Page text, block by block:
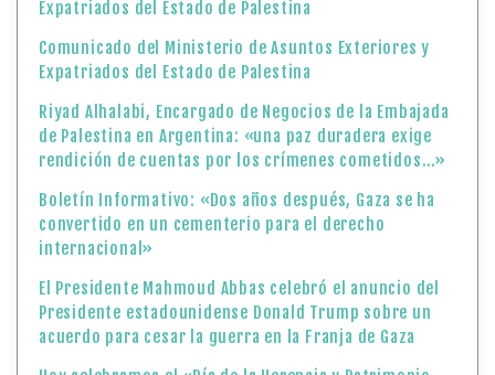
Expatriados del Estado de Palestina
Comunicado del Ministerio de Asuntos Exteriores y
Expatriados del Estado de Palestina
Riyad Alhalabi, Encargado de Negocios de la Embajada
de Palestina en Argentina: «una paz duradera exige
rendición de cuentas por los crímenes cometidos…»
Boletín Informativo: «Dos años después, Gaza se ha
convertido en un cementerio para el derecho
internacional»
El Presidente Mahmoud Abbas celebró el anuncio del
Presidente estadounidense Donald Trump sobre un
acuerdo para cesar la guerra en la Franja de Gaza